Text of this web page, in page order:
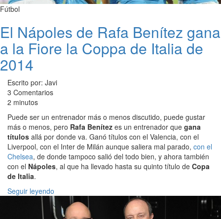
Fútbol
El Nápoles de Rafa Benítez gana
a la Fiore la Coppa de Italia de
2014
Escrito por: Javi
3 Comentarios
2 minutos
Puede ser un entrenador más o menos discutido, puede gustar
más o menos, pero Rafa Benítez es un entrenador que gana
títulos allá por donde va. Ganó títulos con el Valencia, con el
Liverpool, con el Inter de Milán aunque saliera mal parado, con el
Chelsea, de donde tampoco salió del todo bien, y ahora también
con el Nápoles, al que ha llevado hasta su quinto título de Copa
de Italia.
Seguir leyendo